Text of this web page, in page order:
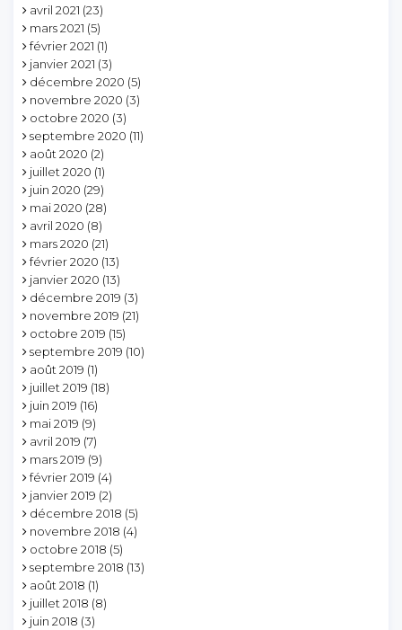
avril 2021 (23)
mars 2021 (5)
février 2021 (1)
janvier 2021 (3)
décembre 2020 (5)
novembre 2020 (3)
octobre 2020 (3)
septembre 2020 (11)
août 2020 (2)
juillet 2020 (1)
juin 2020 (29)
mai 2020 (28)
avril 2020 (8)
mars 2020 (21)
février 2020 (13)
janvier 2020 (13)
décembre 2019 (3)
novembre 2019 (21)
octobre 2019 (15)
septembre 2019 (10)
août 2019 (1)
juillet 2019 (18)
juin 2019 (16)
mai 2019 (9)
avril 2019 (7)
mars 2019 (9)
février 2019 (4)
janvier 2019 (2)
décembre 2018 (5)
novembre 2018 (4)
octobre 2018 (5)
septembre 2018 (13)
août 2018 (1)
juillet 2018 (8)
juin 2018 (3)